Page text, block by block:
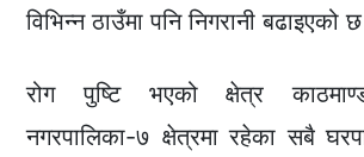
विभिन्न ठाउँमा पनि निगरानी बढाइएको
रोग पुष्टि भएको क्षेत्र
नगरपालिका-७ क्षेत्रमा रहेका सबै